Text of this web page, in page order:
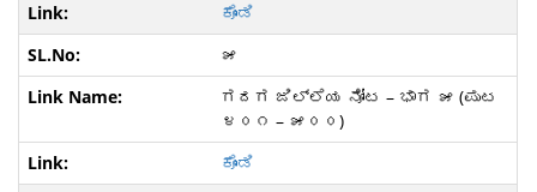
ಕೊಂಡಿ
೫
ಗದಗ ಜಿಲ್ಲೆಯ ನೋಟ – ಭಾಗ ೫ (ಪುಟ
೪೦೧ – ೫೦೦)
ಕೊಂಡಿ